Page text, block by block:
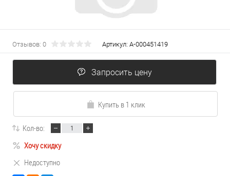
Отзывов: 0 Артикул: А-000451419
Запросить цену
Купить в 1 клик
Кол-во:
Хочу скидку
Недоступно